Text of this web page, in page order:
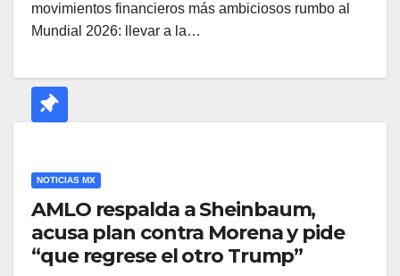
movimientos financieros más ambiciosos rumbo al
Mundial 2026: llevar a la…
NOTICIAS MX
AMLO respalda a Sheinbaum,
acusa plan contra Morena y pide
“que regrese el otro Trump”